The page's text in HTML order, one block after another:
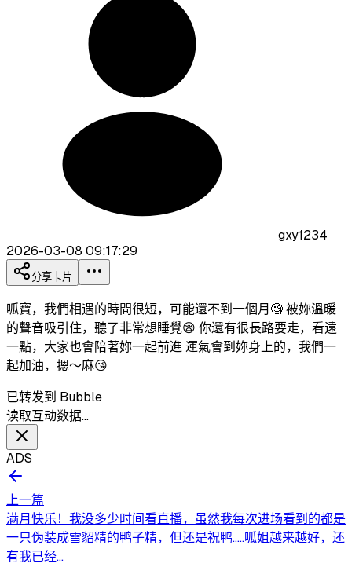
gxy1234
2026-03-08 09:17:29
分享卡片
呱寶，我們相遇的時間很短，可能還不到一個月🧐 被妳溫暖
的聲音吸引住，聽了非常想睡覺😪 你還有很長路要走，看遠
一點，大家也會陪著妳一起前進 運氣會到妳身上的，我們一
起加油，摁～麻😘
已转发到 Bubble
读取互动数据…
ADS
上一篇
满月快乐！我没多少时间看直播，虽然我每次进场看到的都是
一只伪装成雪貂精的鸭子精，但还是祝鸭…..呱姐越来越好，还
有我已经...